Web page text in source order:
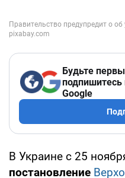
Будьте
подпишитесь
Google
В Украине с 25
постановление